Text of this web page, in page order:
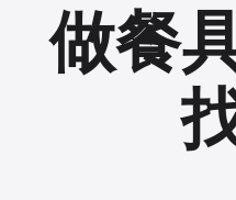
做餐